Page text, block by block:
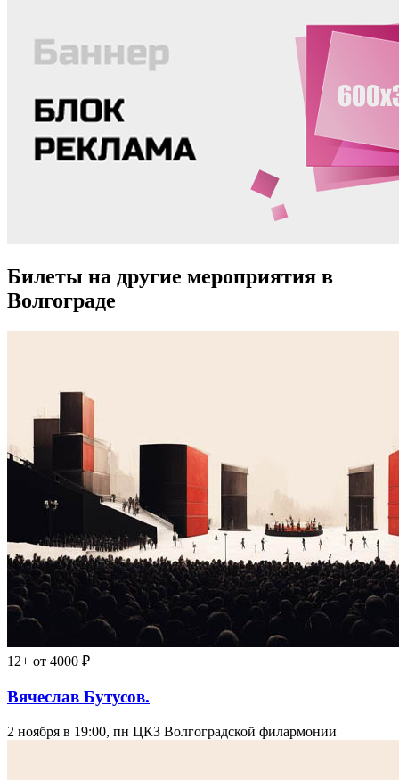
Билеты на другие мероприятия в
Волгограде
12+ от 4000 ₽
Вячеслав Бутусов.
2 ноября в 19:00, пн ЦКЗ Волгоградской филармонии